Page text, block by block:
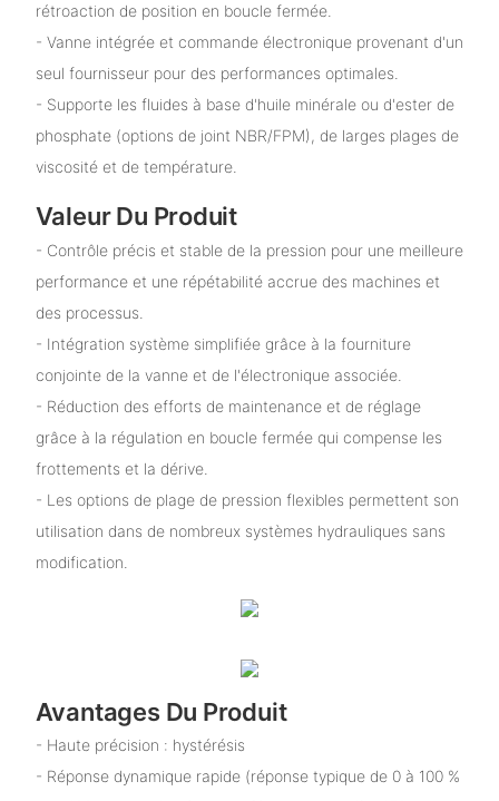
rétroaction de position en boucle fermée.
- Vanne intégrée et commande électronique provenant d'un
seul fournisseur pour des performances optimales.
- Supporte les fluides à base d'huile minérale ou d'ester de
phosphate (options de joint NBR/FPM), de larges plages de
viscosité et de température.
Valeur Du Produit
- Contrôle précis et stable de la pression pour une meilleure
performance et une répétabilité accrue des machines et
des processus.
- Intégration système simplifiée grâce à la fourniture
conjointe de la vanne et de l'électronique associée.
- Réduction des efforts de maintenance et de réglage
grâce à la régulation en boucle fermée qui compense les
frottements et la dérive.
- Les options de plage de pression flexibles permettent son
utilisation dans de nombreux systèmes hydrauliques sans
modification.
Avantages Du Produit
- Haute précision : hystérésis
- Réponse dynamique rapide (réponse typique de 0 à 100 %